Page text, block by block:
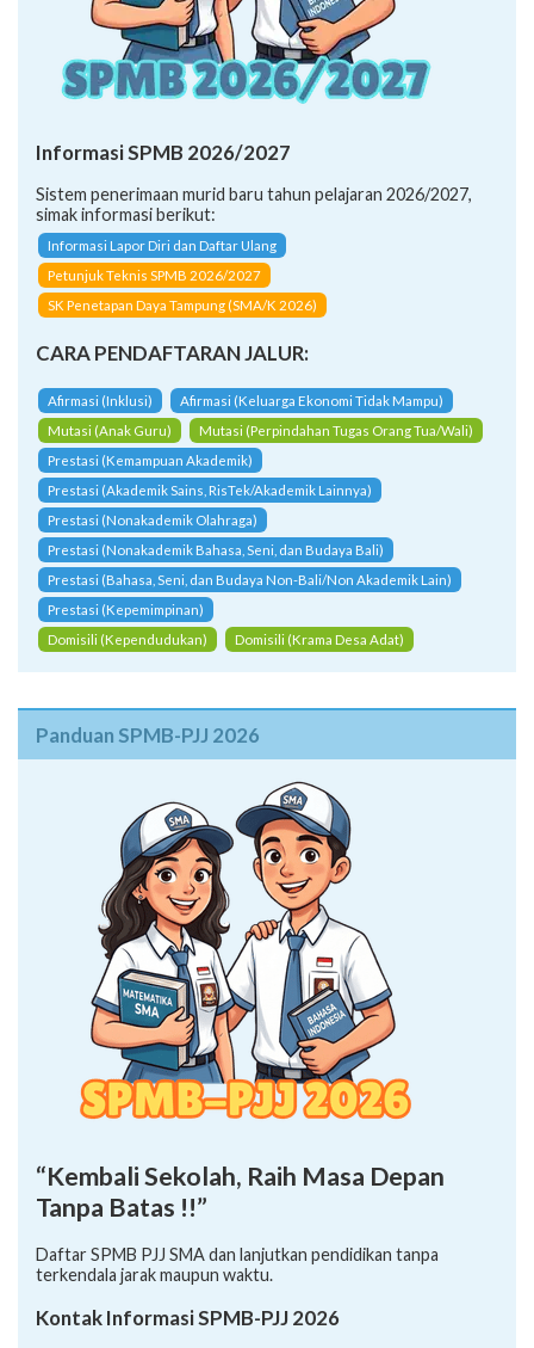
Informasi SPMB 2026/2027
Sistem penerimaan murid baru tahun pelajaran 2026/2027,
simak informasi berikut:
Informasi Lapor Diri dan Daftar Ulang
Petunjuk Teknis SPMB 2026/2027
SK Penetapan Daya Tampung (SMA/K 2026)
CARA PENDAFTARAN JALUR:
Afirmasi (Inklusi)
Afirmasi (Keluarga Ekonomi Tidak Mampu)
Mutasi (Anak Guru)
Mutasi (Perpindahan Tugas Orang Tua/Wali)
Prestasi (Kemampuan Akademik)
Prestasi (Akademik Sains, RisTek/Akademik Lainnya)
Prestasi (Nonakademik Olahraga)
Prestasi (Nonakademik Bahasa, Seni, dan Budaya Bali)
Prestasi (Bahasa, Seni, dan Budaya Non-Bali/Non Akademik Lain)
Prestasi (Kepemimpinan)
Domisili (Kependudukan)
Domisili (Krama Desa Adat)
Panduan SPMB-PJJ 2026
“Kembali Sekolah, Raih Masa Depan
Tanpa Batas !!”
Daftar SPMB PJJ SMA dan lanjutkan pendidikan tanpa
terkendala jarak maupun waktu.
Kontak Informasi SPMB-PJJ 2026